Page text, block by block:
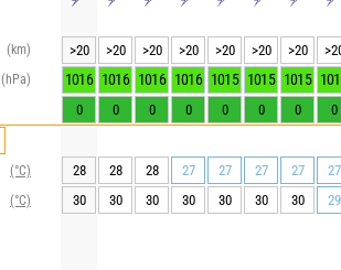
(km)
(hPa)
(°C)
(°C)
>20 >20 >20 >20 >20 >20 >20
1016 1016 1016 1016 1015 1015 1015
0 0 0 0 0 0 0 0
28 28 28 27 27 27 27
27
30
30 30 30 30 30 30 29